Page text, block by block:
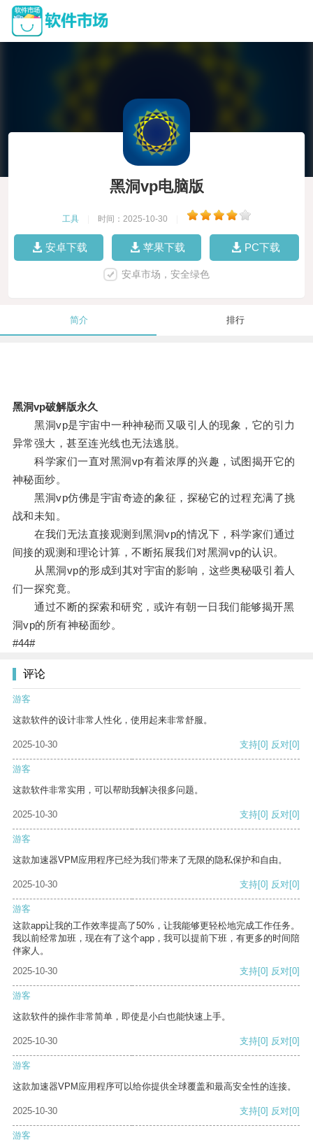
黑洞vp电脑版
工具 时间：2025-10-30
安卓下载 苹果下载 PC下载
安卓市场，安全绿色
简介 排行
黑洞vp破解版永久
黑洞vp是宇宙中一种神秘而又吸引人的现象，它的引力
异常强大，甚至连光线也无法逃脱。
科学家们一直对黑洞vp有着浓厚的兴趣，试图揭开它的
神秘面纱。
黑洞vp仿佛是宇宙奇迹的象征，探秘它的过程充满了挑
战和未知。
在我们无法直接观测到黑洞vp的情况下，科学家们通过
间接的观测和理论计算，不断拓展我们对黑洞vp的认识。
从黑洞vp的形成到其对宇宙的影响，这些奥秘吸引着人
们一探究竟。
通过不断的探索和研究，或许有朝一日我们能够揭开黑
洞vp的所有神秘面纱。
#44#
评论
游客
这款软件的设计非常人性化，使用起来非常舒服。
2025-10-30 支持[0] 反对[0]
游客
这款软件非常实用，可以帮助我解决很多问题。
2025-10-30 支持[0] 反对[0]
游客
这款加速器VPM应用程序已经为我们带来了无限的隐私保护和自由。
2025-10-30 支持[0] 反对[0]
游客
这款app让我的工作效率提高了50%，让我能够更轻松地完成工作任务。
我以前经常加班，现在有了这个app，我可以提前下班，有更多的时间陪
伴家人。
2025-10-30
支持[0] 反对[0]
游客
这款软件的操作非常简单，即使是小白也能快速上手。
2025-10-30 支持[0] 反对[0]
游客
这款加速器VPM应用程序可以给你提供全球覆盖和最高安全性的连接。
2025-10-30 支持[0] 反对[0]
游客